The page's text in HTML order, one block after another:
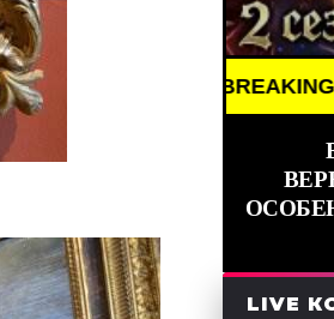
BREAKING NEWS ///
LIVE